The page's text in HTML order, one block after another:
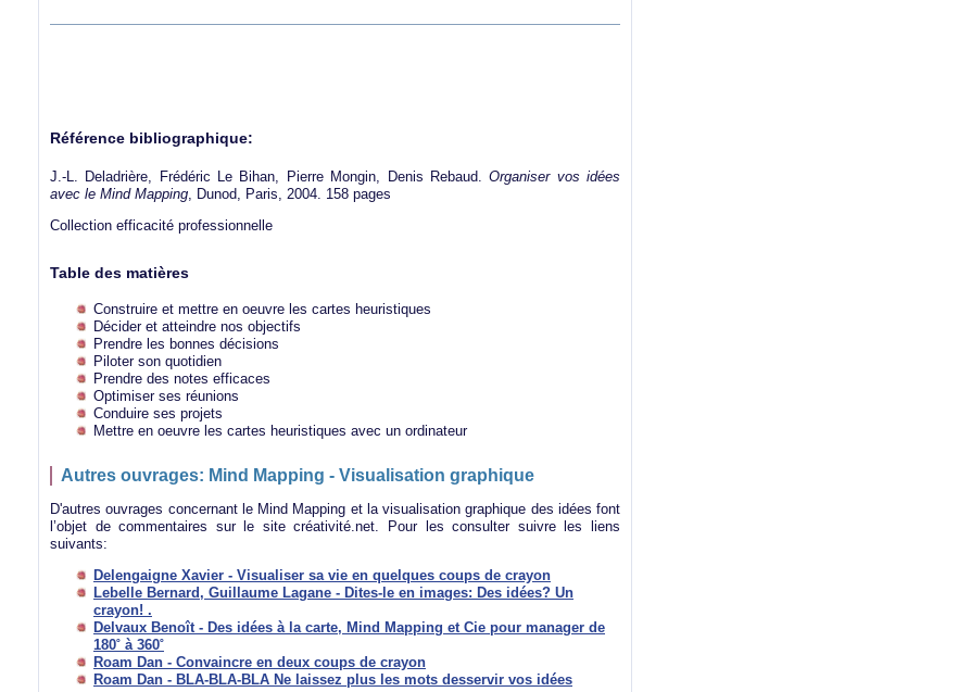
Référence bibliographique:
J.-L. Deladrière, Frédéric Le Bihan, Pierre Mongin, Denis Rebaud.Organiser vos idées
avec le Mind Mapping , Dunod, Paris, 2004. 158 pages
Collection efficacité professionnelle
Table des matières
Construire et mettre en oeuvre les cartes heuristiques
Décider et atteindre nos objectifs
Prendre les bonnes décisions
Piloter son quotidien
Prendre des notes efficaces
Optimiser ses réunions
Conduire ses projets
Mettre en oeuvre les cartes heuristiques avec un ordinateur
Autres ouvrages: Mind Mapping - Visualisation graphique
D'autres ouvrages concernant le Mind Mapping et la visualisation graphique des idées font
l’objet de commentaires sur le site créativité.net. Pour les consulter suivre les liens
suivants:
Delengaigne Xavier - Visualiser sa vie en quelques coups de crayon
Lebelle Bernard, Guillaume Lagane - Dites-le en images: Des idées? Un
crayon! .
Delvaux Benoît - Des idées à la carte, Mind Mapping et Cie pour manager de
180˚ à 360˚
Roam Dan - Convaincre en deux coups de crayon
Roam Dan - BLA-BLA-BLA Ne laissez plus les mots desservir vos idées